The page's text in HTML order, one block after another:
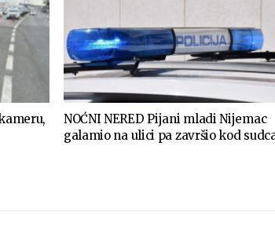
NOĆNI NERED Pijani mladi Nijemac
galamio na ulici pa završio kod